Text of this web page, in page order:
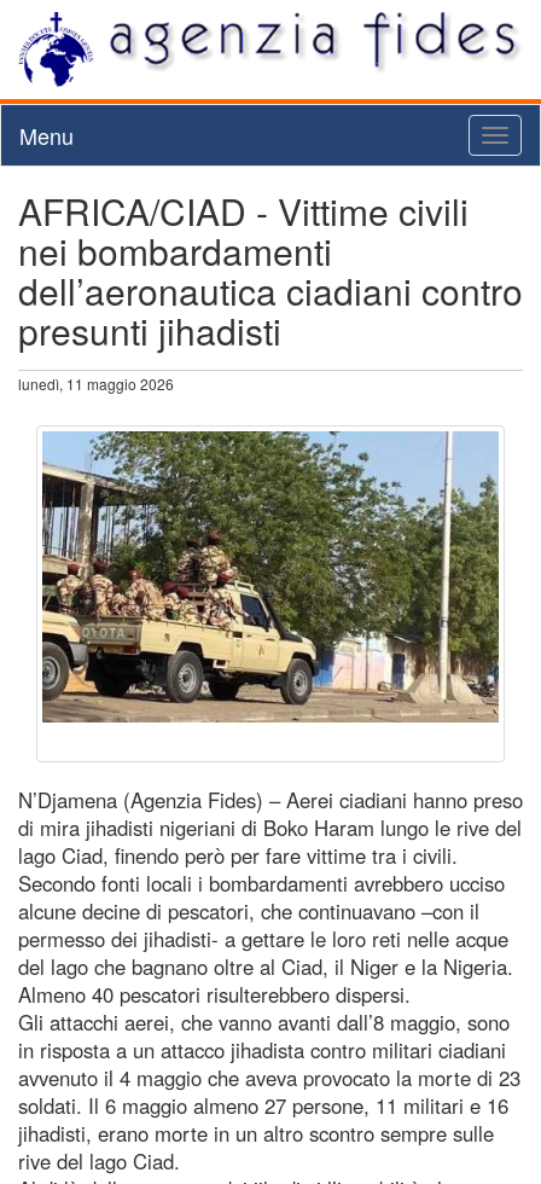
Menu
AFRICA/CIAD - Vittime civili
nei bombardamenti
dell’aeronautica ciadiani contro
presunti jihadisti
lunedì, 11 maggio 2026
N’Djamena (Agenzia Fides) – Aerei ciadiani hanno preso
di mira jihadisti nigeriani di Boko Haram lungo le rive del
lago Ciad, finendo però per fare vittime tra i civili.
Secondo fonti locali i bombardamenti avrebbero ucciso
alcune decine di pescatori, che continuavano –con il
permesso dei jihadisti- a gettare le loro reti nelle acque
del lago che bagnano oltre al Ciad, il Niger e la Nigeria.
Almeno 40 pescatori risulterebbero dispersi.
Gli attacchi aerei, che vanno avanti dall’8 maggio, sono
in risposta a un attacco jihadista contro militari ciadiani
avvenuto il 4 maggio che aveva provocato la morte di 23
soldati. Il 6 maggio almeno 27 persone, 11 militari e 16
jihadisti, erano morte in un altro scontro sempre sulle
rive del lago Ciad.